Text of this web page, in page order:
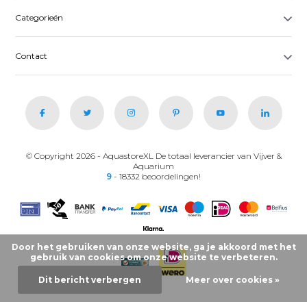
Categorieën
Contact
© Copyright 2026 - AquastoreXL De totaal leverancier van Vijver &
Aquarium
9 - 18332 beoordelingen!
Door het gebruiken van onze website, ga je akkoord met het
gebruik van cookies om onze website te verbeteren.
Dit bericht verbergen Meer over cookies »